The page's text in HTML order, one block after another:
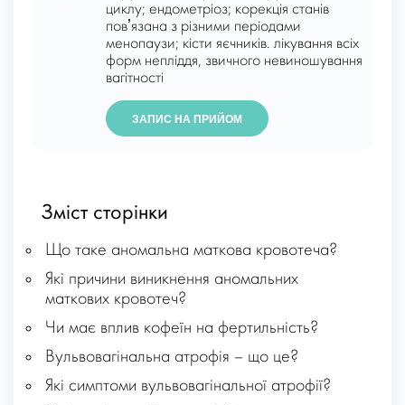
циклу; ендометріоз; корекція станів
повʼязана з різними періодами
менопаузи; кісти яєчників. лікування всіх
форм непліддя, звичного невиношування
вагітності
ЗАПИС НА ПРИЙОМ
Зміст сторінки
Що таке аномальна маткова кровотеча?
Які причини виникнення аномальних
маткових кровотеч?
Чи має вплив кофеїн на фертильність?
Вульвовагінальна атрофія – що це?
Які симптоми вульвовагінальної атрофії?